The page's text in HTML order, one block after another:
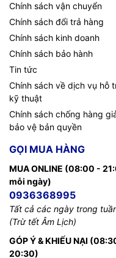
Chính sách vận chuyển
Chính sách đổi trả hàng
Chính sách kinh doanh
Chính sách bảo hành
Tin tức
Chính sách về dịch vụ hỗ
kỹ thuật
Chính sách chống hàng
bảo vệ bản quyền
GỌI MUA HÀNG
MUA ONLINE (08:00 -
mỗi ngày)
0936368995
Tất cả các ngày trong
(Trừ tết Âm Lịch)
GÓP Ý & KHIẾU NẠI
20:30)